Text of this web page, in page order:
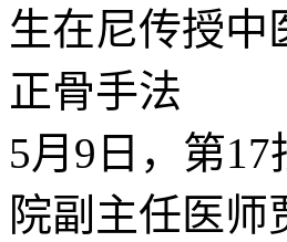
5月9日，第
院副主任医